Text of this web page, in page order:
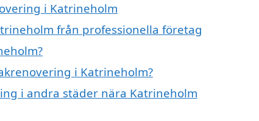
i Katrineholm
från professionella företag
i Katrineholm?
i andra städer nära Katrineholm